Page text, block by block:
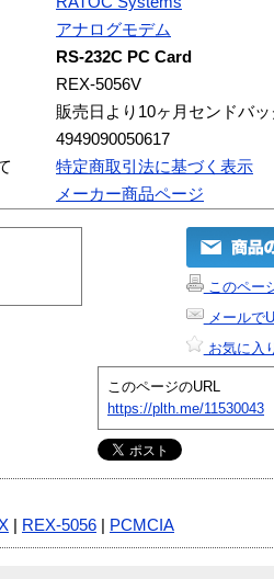
アナログモデム
RS-232C PC Card
REX-5056V
販売日より10ヶ月センドバッ
4949090050617
特定商取引法に基づく表示
メーカー商品ページ
このペー
メールで
お気に入
このページのURL
https://plth.me/11530043
REX-5056 PCMCIA